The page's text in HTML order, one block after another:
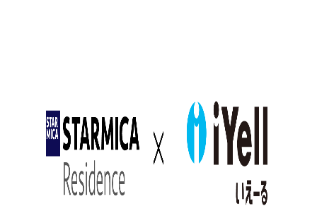
売却をお考えの方
仲介会社様
マンションの買取査定